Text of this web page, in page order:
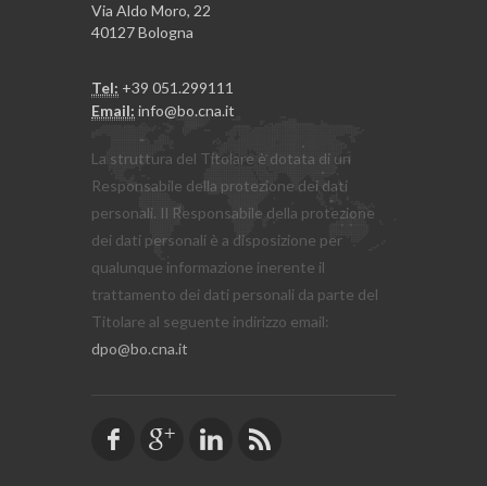
Via Aldo Moro, 22
40127 Bologna
Tel: +39 051.299111
Email: info@bo.cna.it
La struttura del Titolare è dotata di un
Responsabile della protezione dei dati
personali. Il Responsabile della protezione
dei dati personali è a disposizione per
qualunque informazione inerente il
trattamento dei dati personali da parte del
Titolare al seguente indirizzo email:
dpo@bo.cna.it